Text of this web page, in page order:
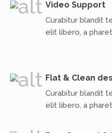
Video Support
Curabitur blandit
elit libero, a
Flat & Clean
Curabitur blandit
elit libero, a